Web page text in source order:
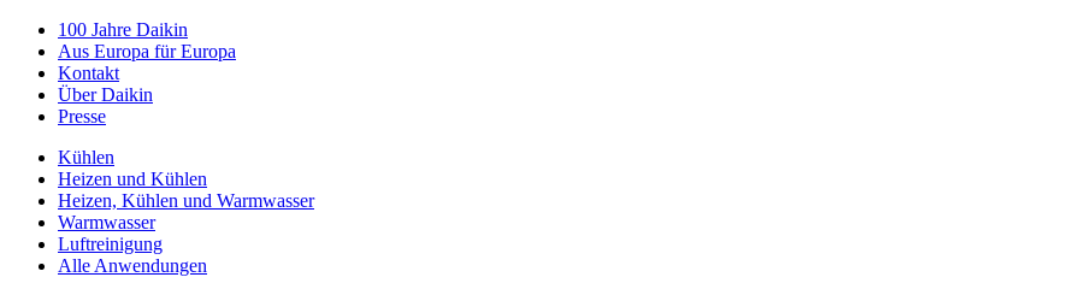
100 Jahre Daikin
Aus Europa für Europa
Kontakt
Über Daikin
Presse
Kühlen
Heizen und Kühlen
Heizen, Kühlen und Warmwasser
Warmwasser
Luftreinigung
Alle Anwendungen